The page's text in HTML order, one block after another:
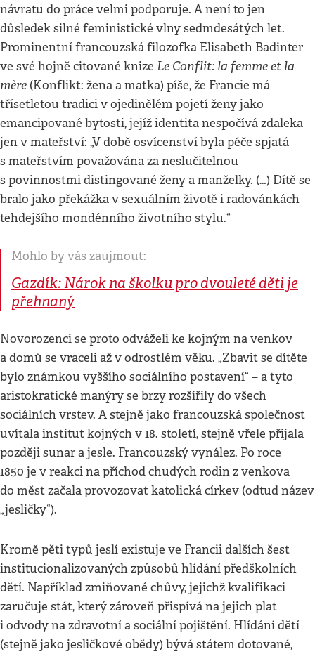
návratu do práce velmi podporuje. A není to jen
důsledek silné feministické vlny sedmdesátých let.
Prominentní francouzská filozofka Elisabeth Badinter
ve své hojně citované knize Le Conflit: la femmeet la
mère (Konflikt: žena a matka) píše, že Francie má
třísetletou tradici v ojedinělém pojetí ženy jako
emancipované bytosti, jejíž identita nespočívá zdaleka
jen v mateřství: „V době osvícenství byla péče spjatá
s mateřstvím považována za neslučitelnou
s povinnostmi distingované ženy a manželky. (…) Dítě se
bralo jako překážka v sexuálním životě i radovánkách
tehdejšího mondénního životního stylu.“
Mohlo by vás zaujmout:
Gazdík: Nárok na školku pro dvouleté děti je
přehnaný
Novorozenci se proto odváželi ke kojným na venkov
a domů se vraceli až v odrostlém věku. „Zbavit se dítěte
bylo známkou vyššího sociálního postavení“ – a tyto
aristokratické manýry se brzy rozšířily do všech
sociálních vrstev. A stejně jako francouzská společnost
uvítala institut kojných v 18. století, stejně vřele přijala
později sunar a jesle. Francouzský vynález. Po roce
1850 je v reakci na příchod chudých rodin z venkova
do měst začala provozovat katolická církev (odtud název
„jesličky“).
Kromě pěti typů jeslí existuje ve Francii dalších šest
institucionalizovaných způsobů hlídání předškolních
dětí. Například zmiňované chůvy, jejichž kvalifikaci
zaručuje stát, který zároveň přispívá na jejich plat
i odvody na zdravotní a sociální pojištění. Hlídání dětí
(stejně jako jesličkové obědy) bývá státem dotované,